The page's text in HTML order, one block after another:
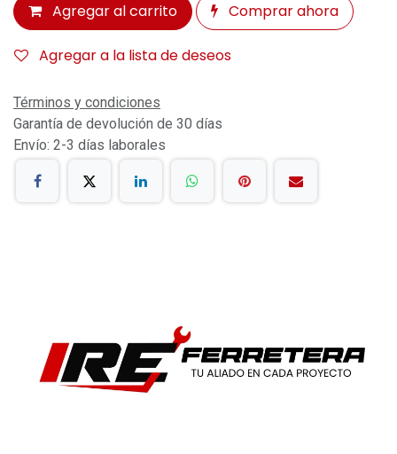
Agregar al carrito Comprar ahora
Agregar a la lista de deseos
Términos y condiciones
Garantía de devolución de 30 días
Envío: 2-3 días laborales